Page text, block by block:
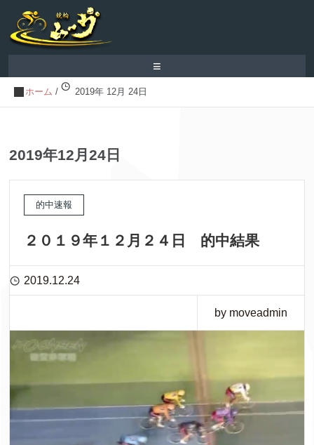
≡
ホーム / 2019年 12月 24日
2019年12月24日
的中速報
２０１９年１２月２４日 的中結果
2019.12.24
by moveadmin